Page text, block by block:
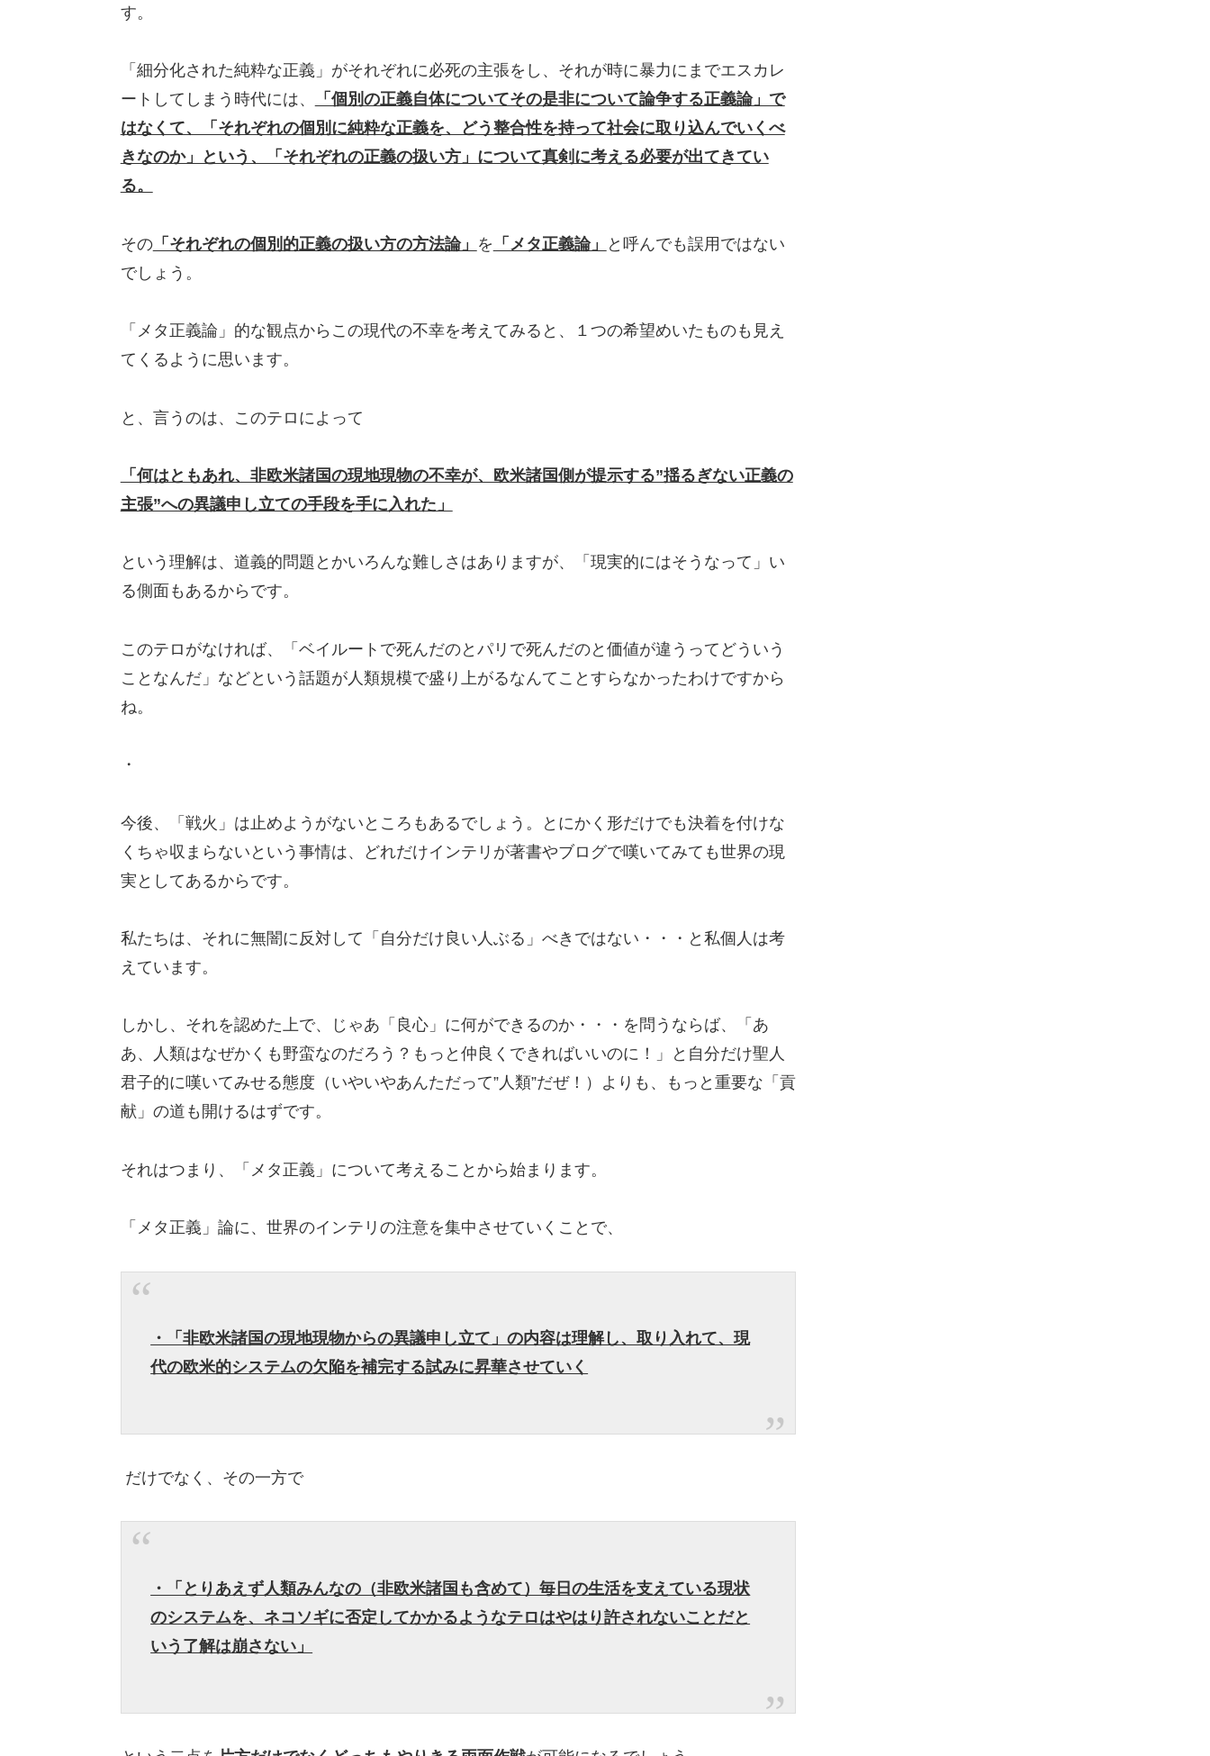
す。
「細分化された純粋な正義」がそれぞれに必死の主張をし、それが時に暴力にまでエスカレ
ートしてしまう時代には、
「個別の正義自体についてその是非について論争する正義論」で
はなくて、「それぞれの個別に純粋な正義を、どう整合性を持って社会に取り込んでいくべ
きなのか」という、「それぞれの正義の扱い方」について真剣に考える必要が出てきてい
る。
その「それぞれの個別的正義の扱い方の方法論」 を 「メタ正義論」
と呼んでも誤用ではない
でしょう。
「メタ正義論」的な観点からこの現代の不幸を考えてみると、１つの希望めいたものも見え
てくるように思います。
と、言うのは、このテロによって
「何はともあれ、非欧米諸国の現地現物の不幸が、欧米諸国側が提示する”揺るぎない正義の
主張”への異議申し立ての手段を手に入れた」
という理解は、道義的問題とかいろんな難しさはありますが、「現実的にはそうなって」い
る側面もあるからです。
このテロがなければ、「ベイルートで死んだのとパリで死んだのと価値が違うってどういう
ことなんだ」などという話題が人類規模で盛り上がるなんてことすらなかったわけですから
ね。
・
今後、「戦火」は止めようがないところもあるでしょう。とにかく形だけでも決着を付けな
くちゃ収まらないという事情は、どれだけインテリが著書やブログで嘆いてみても世界の現
実としてあるからです。
私たちは、それに無闇に反対して「自分だけ良い人ぶる」べきではない・・・と私個人は考
えています。
しかし、それを認めた上で、じゃあ「良心」に何ができるのか・・・を問うならば、「あ
あ、人類はなぜかくも野蛮なのだろう？もっと仲良くできればいいのに！」と自分だけ聖人
君子的に嘆いてみせる態度（いやいやあんただって”人類”だぜ！）よりも、もっと重要な「貢
献」の道も開けるはずです。
それはつまり、「メタ正義」について考えることから始まります。
「メタ正義」論に、世界のインテリの注意を集中させていくことで、
・「非欧米諸国の現地現物からの異議申し立て」の内容は理解し、取り入れて、現
代の欧米的システムの欠陥を補完する試みに昇華させていく
だけでなく、その一方で
・「とりあえず人類みんなの（非欧米諸国も含めて）毎日の生活を支えている現状
のシステムを、ネコソギに否定してかかるようなテロはやはり許されないことだと
いう了解は崩さない」